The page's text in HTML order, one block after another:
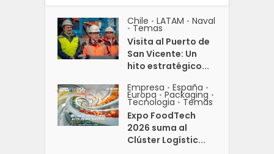
Chile • LATAM • Naval
• Temas
Visita al Puerto de
San Vicente: Un
hito estratégico...
Empresa • España •
Europa • Packaging •
Tecnologia • Temas
Expo FoodTech
2026 suma al
Clúster Logístic...